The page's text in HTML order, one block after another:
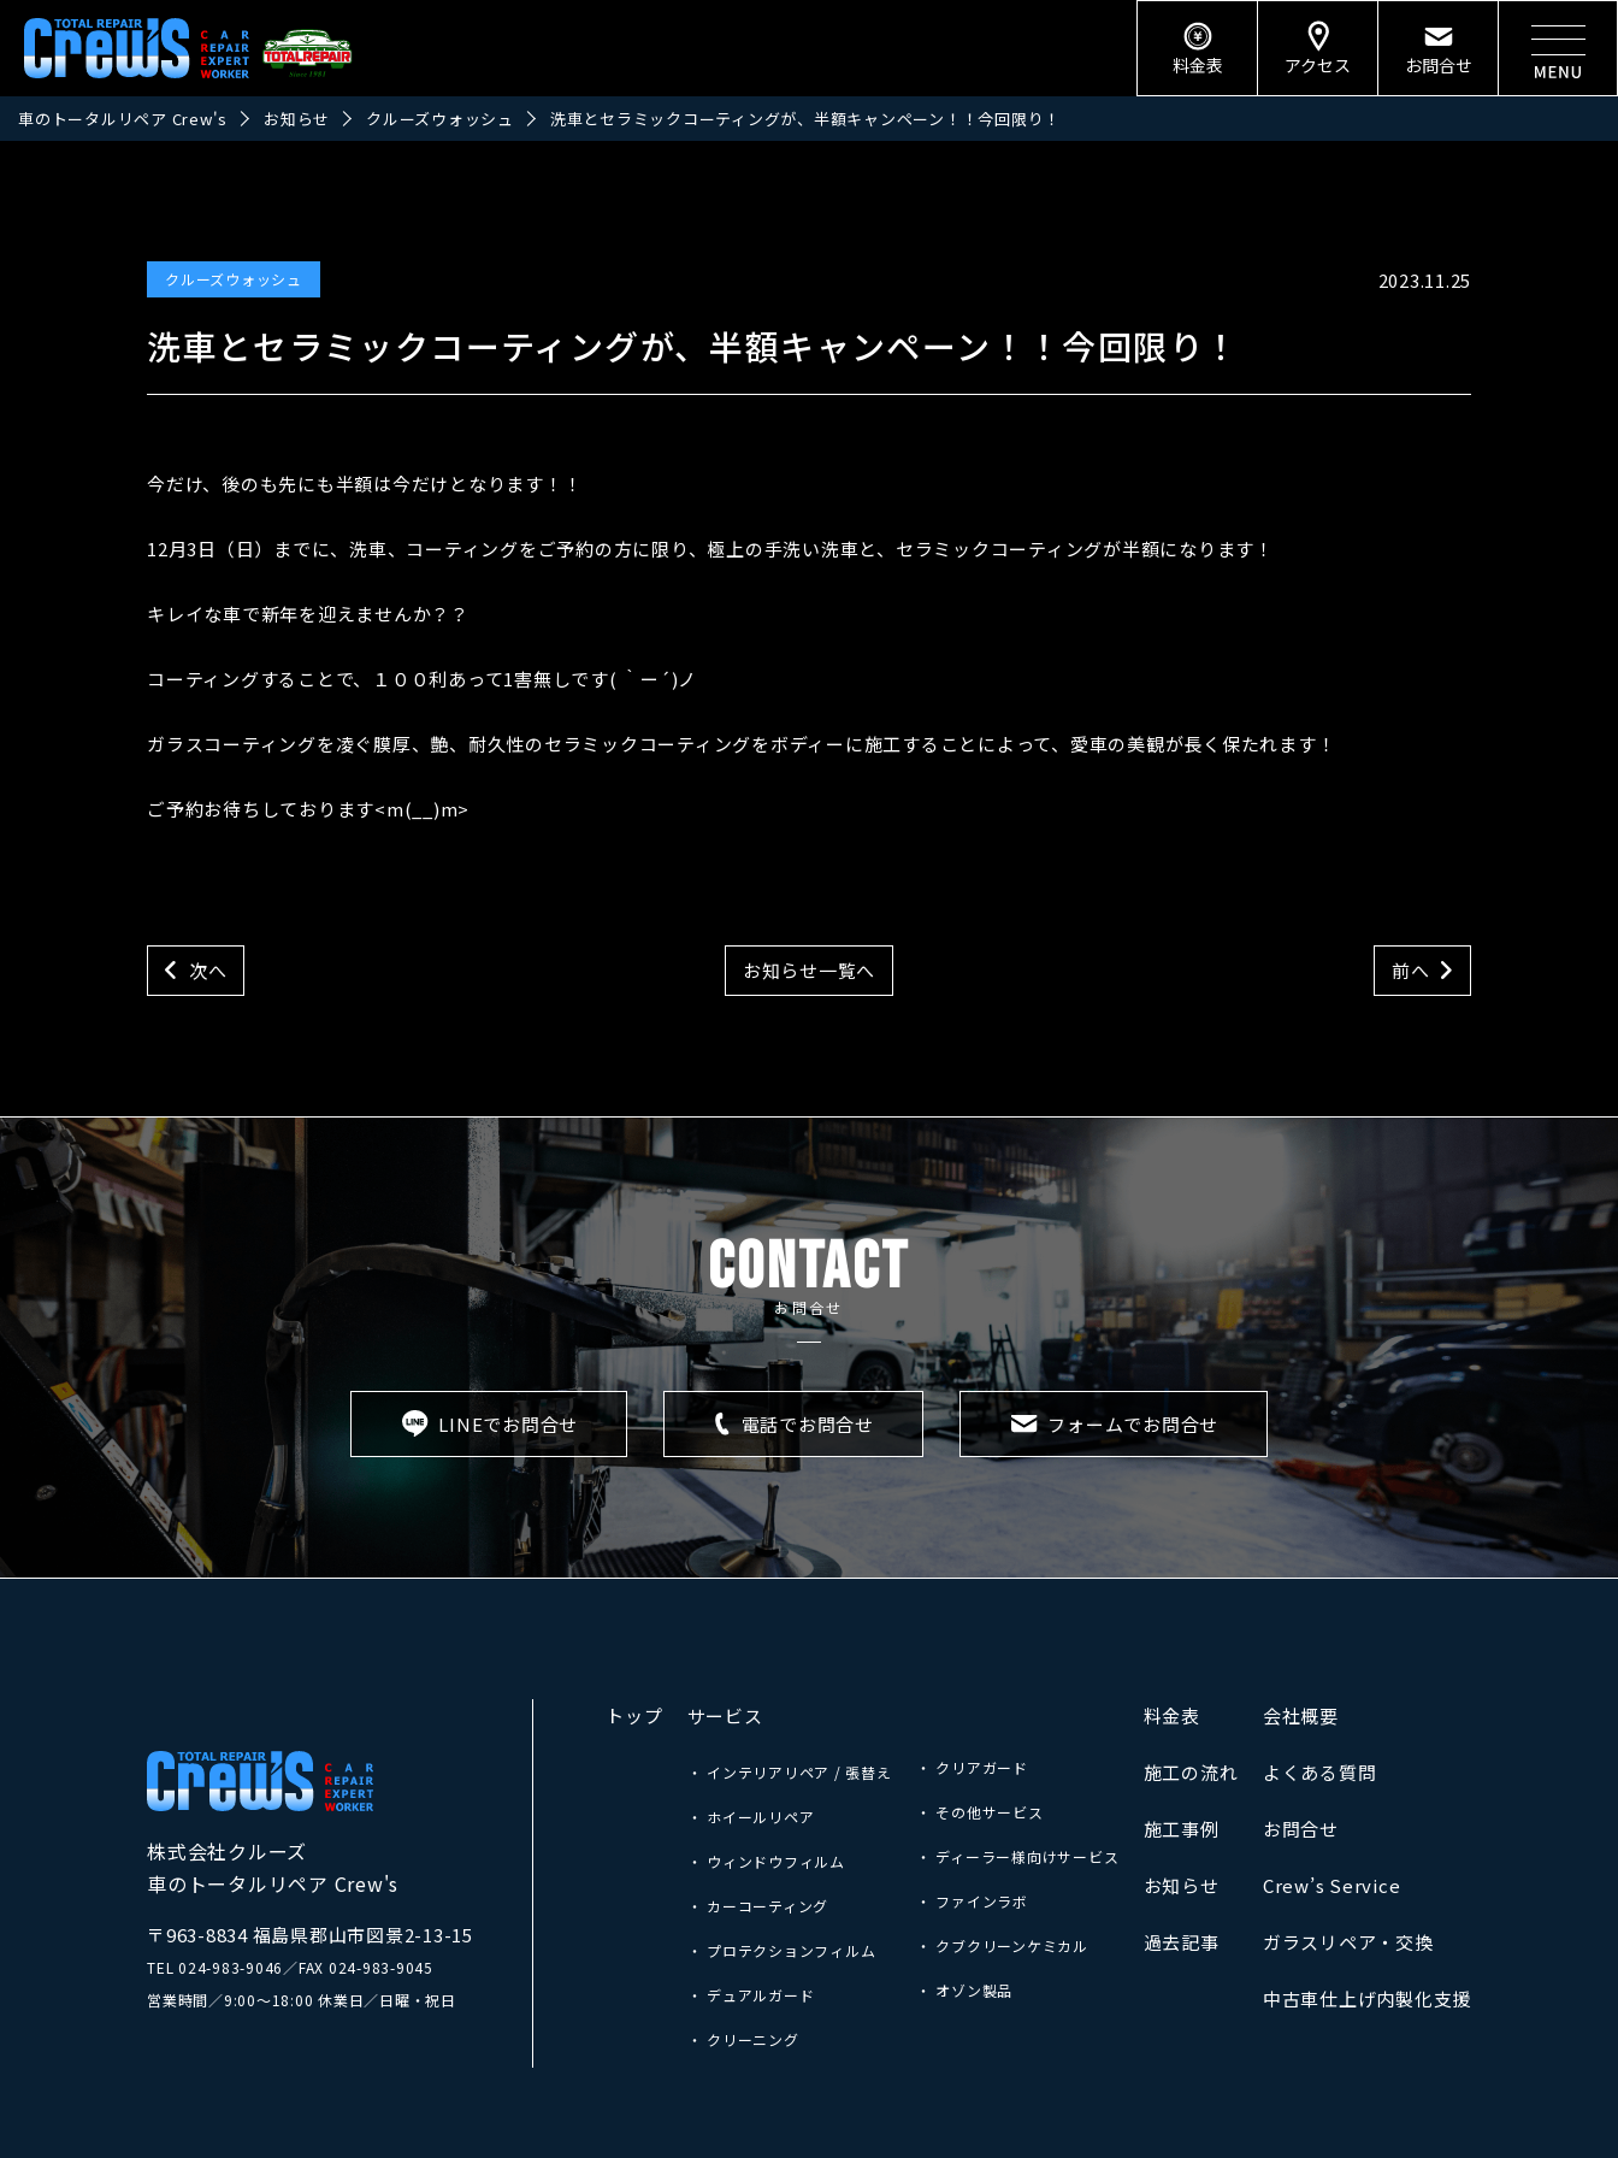
料金表 アクセス お問合せ
車のトータルリペア Crew's お知らせ クルーズウォッシュ 洗車とセラミックコーティングが、半額キャンペーン！！今回限り！
クルーズウォッシュ 2023.11.25
洗車とセラミックコーティングが、半額キャンペーン！！今回限り！
今だけ、後のも先にも半額は今だけとなります！！
12月3日（日）までに、洗車、コーティングをご予約の方に限り、極上の手洗い洗車と、セラミックコーティングが半額になります！
キレイな車で新年を迎えませんか？？
コーティングすることで、１００利あって1害無しです( ｀ー´)ノ
ガラスコーティングを凌ぐ膜厚、艶、耐久性のセラミックコーティングをボディーに施工することによって、愛車の美観が長く保たれます！
ご予約お待ちしております<m(__)m>
次へ お知らせ一覧へ 前へ
CONTACT
お問合せ
LINEでお問合せ 電話でお問合せ フォームでお問合せ
株式会社クルーズ
車のトータルリペア Crew's
〒963-8834 福島県郡山市図景2-13-15
TEL 024-983-9046 ／FAX 024-983-9045
営業時間／9:00～18:00 休業日／日曜・祝日
トップ サービス
・ インテリアリペア / 張替え
・ ホイールリペア
・ ウィンドウフィルム
・ カーコーティング
・ プロテクションフィルム
・ デュアルガード
・ クリーニング
・ クリアガード
・ その他サービス
・ ディーラー様向けサービス
・ ファインラボ
・ クブクリーンケミカル
・ オゾン製品
料金表
施工の流れ
施工事例
お知らせ
過去記事
会社概要
よくある質問
お問合せ
Crew’s Service
ガラスリペア・交換
中古車仕上げ内製化支援